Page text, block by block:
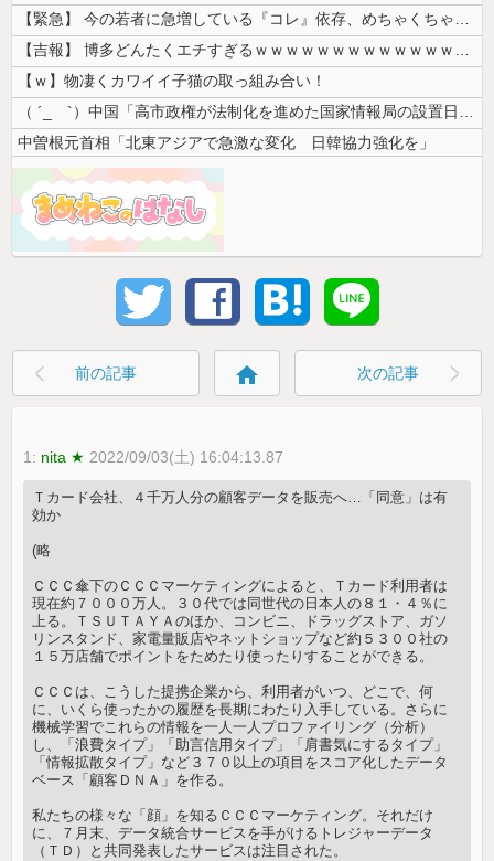
【緊急】 今の若者に急増している『コレ』依存、めちゃくちゃ深刻な模様w...
【吉報】 博多どんたくエチすぎるｗｗｗｗｗｗｗｗｗｗｗｗｗｗｗ
【ｗ】物凄くカワイイ子猫の取っ組み合い！
（ ´_ゝ`）中国「高市政権が法制化を進めた国家情報局の設置日が7月3...
中曽根元首相「北東アジアで急激な変化 日韓協力強化を」
前の記事 home 次の記事
1: nita ★ 2022/09/03(土) 16:04:13.87
Ｔカード会社、４千万人分の顧客データを販売へ…「同意」は有
効か
(略
ＣＣＣ傘下のＣＣＣマーケティングによると、Ｔカード利用者は
現在約７０００万人。３０代では同世代の日本人の８１・４％に
上る。ＴＳＵＴＡＹＡのほか、コンビニ、ドラッグストア、ガソ
リンスタンド、家電量販店やネットショップなど約５３００社の
１５万店舗でポイントをためたり使ったりすることができる。
ＣＣＣは、こうした提携企業から、利用者がいつ、どこで、何
に、いくら使ったかの履歴を長期にわたり入手している。さらに
機械学習でこれらの情報を一人一人プロファイリング（分析）
し、「浪費タイプ」「助言信用タイプ」「肩書気にするタイプ」
「情報拡散タイプ」など３７０以上の項目をスコア化したデータ
ベース「顧客ＤＮＡ」を作る。
私たちの様々な「顔」を知るＣＣＣマーケティング。それだけ
に、７月末、データ統合サービスを手がけるトレジャーデータ
（ＴＤ）と共同発表したサービスは注目された。